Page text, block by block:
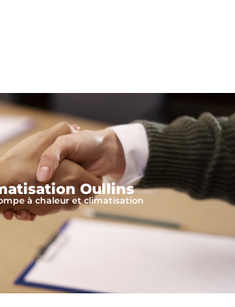
Oullins
à chaleur et climatisation